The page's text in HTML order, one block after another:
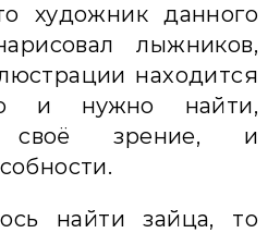
художник данного
лыжников,
находится
и нужно найти,
своё зрение, и
найти зайца, то